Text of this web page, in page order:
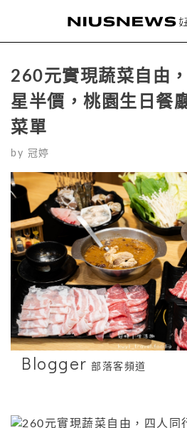
260元實現蔬菜自由
星半價，桃園生日餐
菜單
by 冠婷
Blogger 部落客頻道